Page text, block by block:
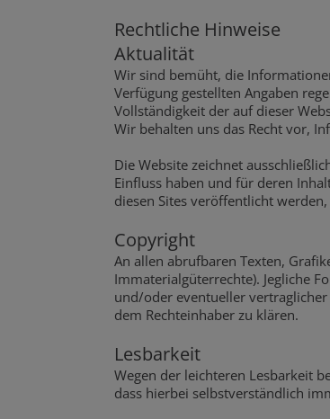
Rechtliche Hinweise
Aktualität
Wir sind bemüht, die
Verfügung gestellten Angaben
Vollständigkeit der auf dieser
Wir behalten uns das Recht vor,
Die Website zeichnet
Einfluss haben und für deren
diesen Sites veröffentlicht
Copyright
An allen abrufbaren Texten,
Immaterialgüterrechte). Jegliche
und/oder eventueller
dem Rechteinhaber zu klären.
Lesbarkeit
Wegen der leichteren Lesbarkeit
dass hierbei selbstverständlich